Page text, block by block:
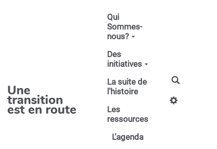
Une
transition
est en route
Qui
Sommes-
nous?
Des
initiatives
La suite de
l'histoire
Les
ressources
L'agenda